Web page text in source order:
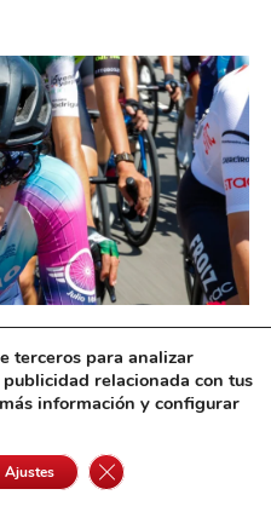
en forma
terceros para analizar
relacionada con tus
información y configurar
Ajustes Cerrar el banner de